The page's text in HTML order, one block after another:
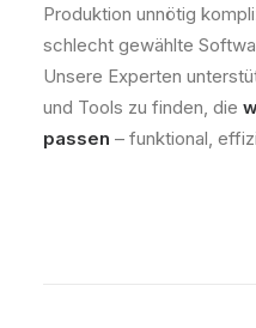
Produktion unnötig
schlecht gewählte
Unsere Experten
und Tools zu finden, die
passen – funktional,